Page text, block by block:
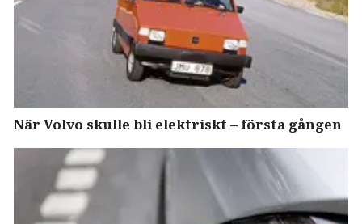
När Volvo skulle bli elektriskt – första gången